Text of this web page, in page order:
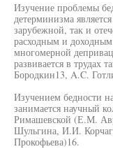
Изучение проблемы
детерминизма
зарубежной, так и
расходным и
многомерной
развивается в трудах
Бородкин13, A.C.
Изучением бедности
занимается научный
Римашевской (Е.М.
Шульгина, И.И.
Прокофьева)16.